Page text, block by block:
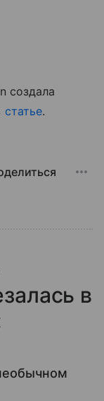
создала
статье.
в